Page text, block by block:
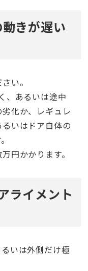
きが遅い
い。
、あるいは途中
化か、レギュレ
いはドア自体の
円かかります。
ライメント
いは外側だけ極